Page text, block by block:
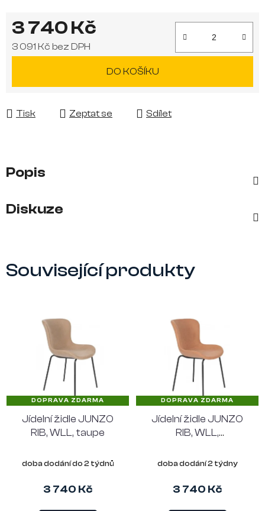
3 740 Kč
3 091 Kč bez DPH
DO KOŠÍKU
Tisk Zeptat se Sdílet
Popis
Diskuze
Související produkty
DOPRAVA ZDARMA
Jídelní židle JUNZO
RIB, WLL, taupe
doba dodání do 2 týdnů
3 740 Kč
DOPRAVA ZDARMA
Jídelní židle JUNZO
RIB, WLL,
doba dodání 2 týdny
3 740 Kč